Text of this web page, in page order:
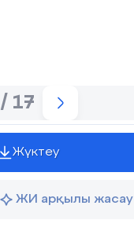
/ 17
Жүктеу
ЖИ арқылы жасау